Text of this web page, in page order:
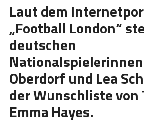
Laut dem
„Football London“
deutschen
Oberdorf und Lea
der Wunschliste von
Emma Hayes.